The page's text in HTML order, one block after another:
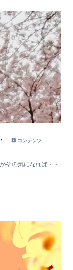
コンテンツ
その気になれば・・